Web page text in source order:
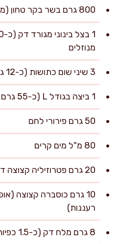
800 גרם בשר בקר טחון (מומלץ 15% שומן)
מנוזלים
3 שיני שום כתושות (כ-12 גרם)
1 ביצה בגודל L (כ-55 גרם נטו)
50 גרם פירורי לחם
80 מ"ל מים קרים
20 גרם פטרוזיליה קצוצה דק
10 גרם כוסברה קצוצה
רעננות)
8 גרם מלח דק (כ-1.5 כפיות)